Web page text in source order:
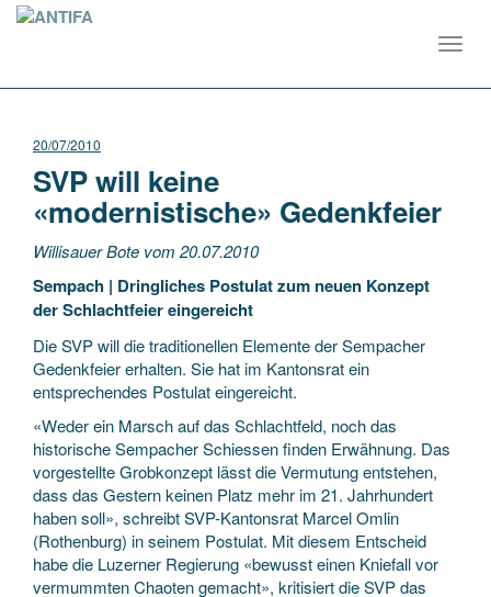
20/07/2010
SVP will keine
«modernistische» Gedenkfeier
Willisauer Bote vom 20.07.2010
Sempach | Dringliches Postulat zum neuen Konzept
der Schlachtfeier eingereicht
Die SVP will die traditionellen Elemente der Sempacher
Gedenkfeier erhalten. Sie hat im Kantonsrat ein
entsprechendes Postulat eingereicht.
«Weder ein Marsch auf das Schlachtfeld, noch das
historische Sempacher Schiessen finden Erwähnung. Das
vorgestellte Grobkonzept lässt die Vermutung entstehen,
dass das Gestern keinen Platz mehr im 21. Jahrhundert
haben soll», schreibt SVP-Kantonsrat Marcel Omlin
(Rothenburg) in seinem Postulat. Mit diesem Entscheid
habe die Luzerner Regierung «bewusst einen Kniefall vor
vermummten Chaoten gemacht», kritisiert die SVP das